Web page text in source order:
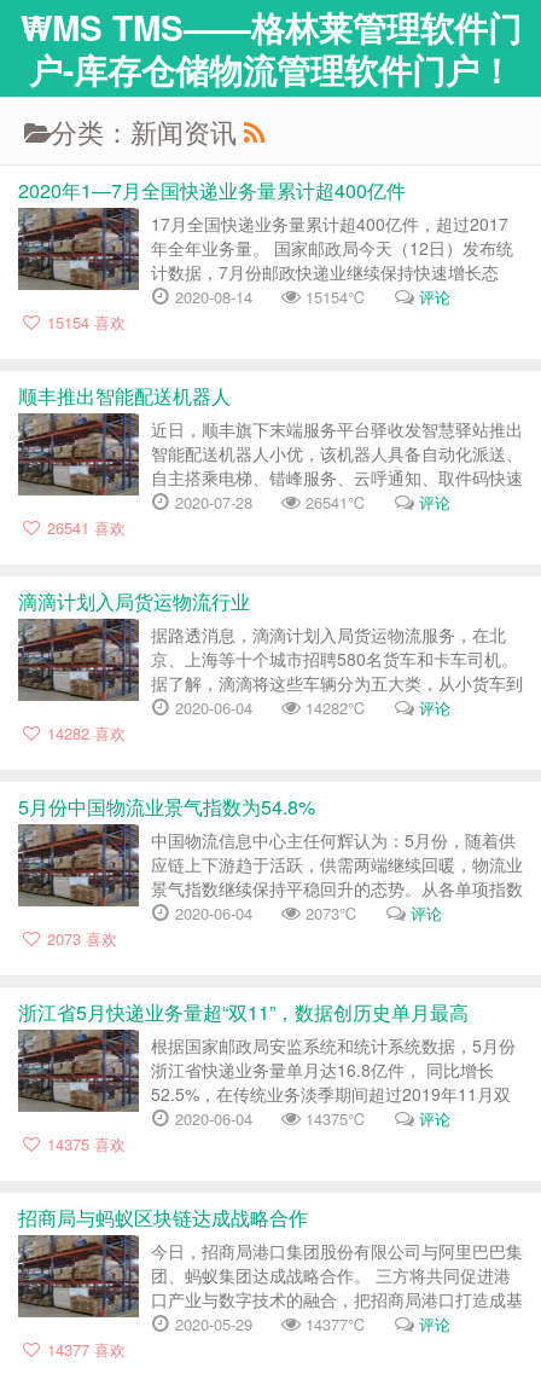
WMS TMS——格林莱管理软件门
户-库存仓储物流管理软件门户！
分类：新闻资讯
2020年1—7月全国快递业务量累计超400亿件
17月全国快递业务量累计超400亿件，超过2017
年全年业务量。 国家邮政局今天（12日）发布统
计数据，7月份邮政快递业继续保持快速增长态
势，行业量收增幅保持稳定。1-7月，邮政行业业
2020-08-14 15154℃
评论
15154 喜欢
顺丰推出智能配送机器人
近日，顺丰旗下末端服务平台驿收发智慧驿站推出
智能配送机器人小优，该机器人具备自动化派送、
自主搭乘电梯、错峰服务、云呼通知、取件码快速
取件等等服务特点。 据了解，驿站小哥们只需要
2020-07-28 26541℃
评论
26541 喜欢
滴滴计划入局货运物流行业
据路透消息，滴滴计划入局货运物流服务，在北
京、上海等十个城市招聘580名货车和卡车司机。
据了解，滴滴将这些车辆分为五大类，从小货车到
4.2米长的卡车。滴滴还要求司机必须具有一定的
2020-06-04 14282℃
评论
14282 喜欢
5月份中国物流业景气指数为54.8%
中国物流信息中心主任何辉认为：5月份，随着供
应链上下游趋于活跃，供需两端继续回暖，物流业
景气指数继续保持平稳回升的态势。从各单项指数
看，除库存周转次数指数増势趋缓外，其它各项指
2020-06-04 2073℃
评论
2073 喜欢
浙江省5月快递业务量超“双11”，数据创历史单月最高
根据国家邮政局安监系统和统计系统数据，5月份
浙江省快递业务量单月达16.8亿件， 同比增长
52.5%，在传统业务淡季期间超过2019年11月双
11业务旺季的15.8亿件，创造了新的历史单月最
2020-06-04 14375℃
评论
14375 喜欢
招商局与蚂蚁区块链达成战略合作
今日，招商局港口集团股份有限公司与阿里巴巴集
团、蚂蚁集团达成战略合作。 三方将共同促进港
口产业与数字技术的融合，把招商局港口打造成基
于区块链的数字港口开放协作网络。 港口及港口
2020-05-29 14377℃
评论
14377 喜欢